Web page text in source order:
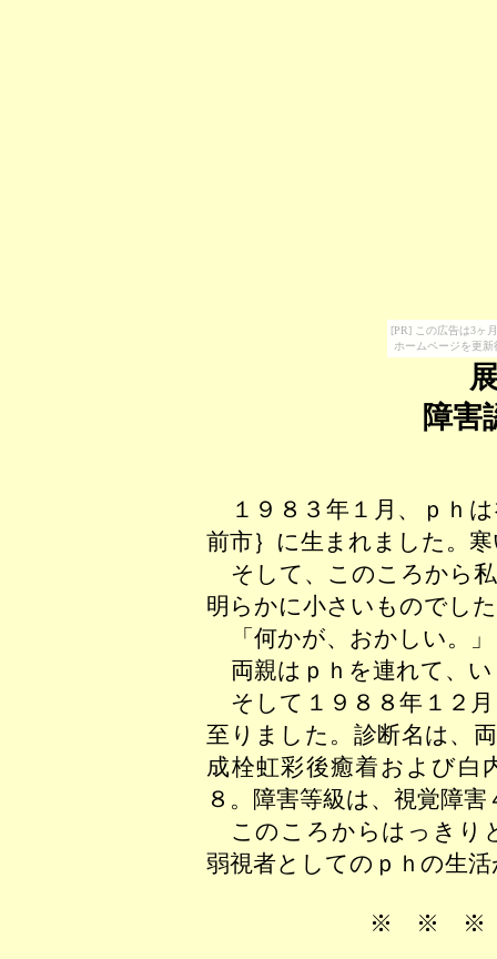
[PR] この広告は3ヶ
ホームページを更
障害
１９８３年１月、ｐｈ
前市｝に生まれました。
そして、このころから
明らかに小さいものでし
「何かが、おかしい。」
両親はｐｈを連れて、
そして１９８８年１２
至りました。診断名は、
成栓虹彩後癒着および白
８。障害等級は、視覚障害
このころからはっきり
弱視者としてのｐｈの生
※ ※